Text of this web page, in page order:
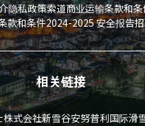
隐私政策索道商业运输条款和
款和条件2024-2025 安全报告
相关链接
株式会社新雪谷安努普利国际滑